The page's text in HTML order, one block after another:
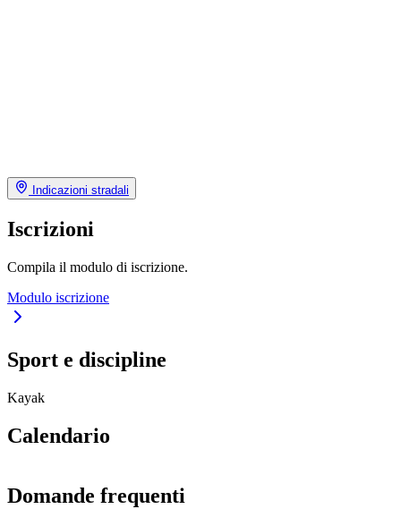
Indicazioni stradali
Iscrizioni
Compila il modulo di iscrizione.
Modulo iscrizione
Sport e discipline
Kayak
Calendario
Domande frequenti